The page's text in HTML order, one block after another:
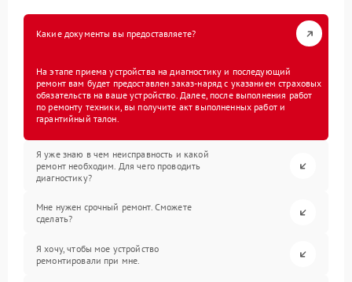
Какие документы вы предоставляете?
На этапе приема устройства на диагностику и последующий
ремонт вам будет предоставлен заказ-наряд с указанием страховых
обязательств на ваше устройство. Далее, после выполнения работ
по ремонту техники, вы получите акт выполненных работ и
гарантийный талон.
Я уже знаю в чем неисправность и какой
ремонт необходим. Для чего проводить
диагностику?
Мне нужен срочный ремонт. Сможете
сделать?
Я хочу, чтобы мое устройство
ремонтировали при мне.